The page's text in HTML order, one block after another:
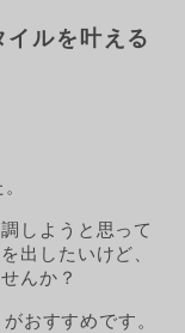
イルを叶える
しようと思って
出したいけど、
んか？
おすすめです。